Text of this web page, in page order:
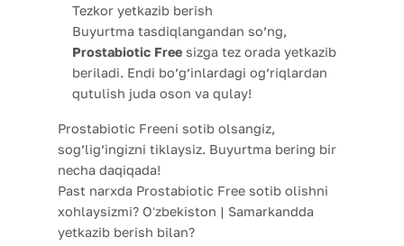
Tezkor yetkazib berish
Buyurtma tasdiqlangandan so’ng,
Prostabiotic Free sizga tez orada yetkazib
beriladi. Endi bo’g’inlardagi og’riqlardan
qutulish juda oson va qulay!
Prostabiotic Freeni sotib olsangiz,
sog’lig’ingizni tiklaysiz. Buyurtma bering bir
necha daqiqada!
Past narxda Prostabiotic Free sotib olishni
xohlaysizmi? Oʻzbekiston | Samarkandda
yetkazib berish bilan?